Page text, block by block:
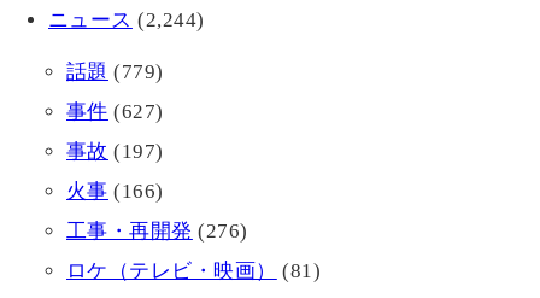
ニュース (2,244)
話題 (779)
事件 (627)
事故 (197)
火事 (166)
工事・再開発 (276)
ロケ（テレビ・映画）
(81)